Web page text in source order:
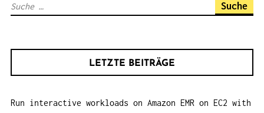
I
I
S
a
LETZTE BEITRÄGE
Run interactive workloads on Amazon EMR on EC2 with